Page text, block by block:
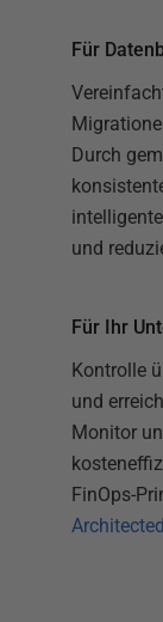
Für
Durch
und
Für Ihr
Kontrolle
und
Monitor
FinOps-